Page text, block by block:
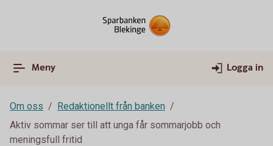
Meny Logga in
Om oss
Redaktionellt från banken
Aktiv sommar ser till att unga får sommarjobb och
meningsfull fritid